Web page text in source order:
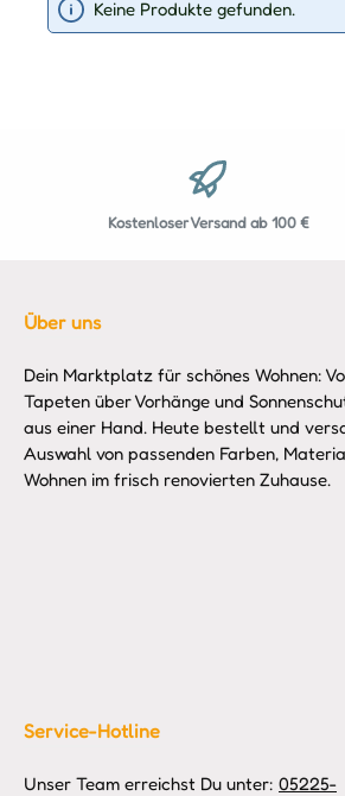
Keine Produkte gefunden.
Kostenloser Versand ab 100 €
Über uns
Dein Marktplatz für schönes Wohnen:
Tapeten über Vorhänge und
aus einer Hand. Heute bestellt und
Auswahl von passenden Farben,
Wohnen im frisch renovierten Zuhause.
Service-Hotline
Unser Team erreichst Du unter: 05225-